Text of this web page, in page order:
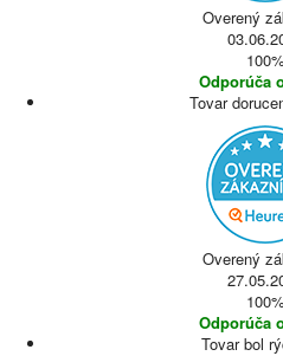
Overený
100%
Odporúča
Tovar
Overený
100%
Odporúča
Tovar bol